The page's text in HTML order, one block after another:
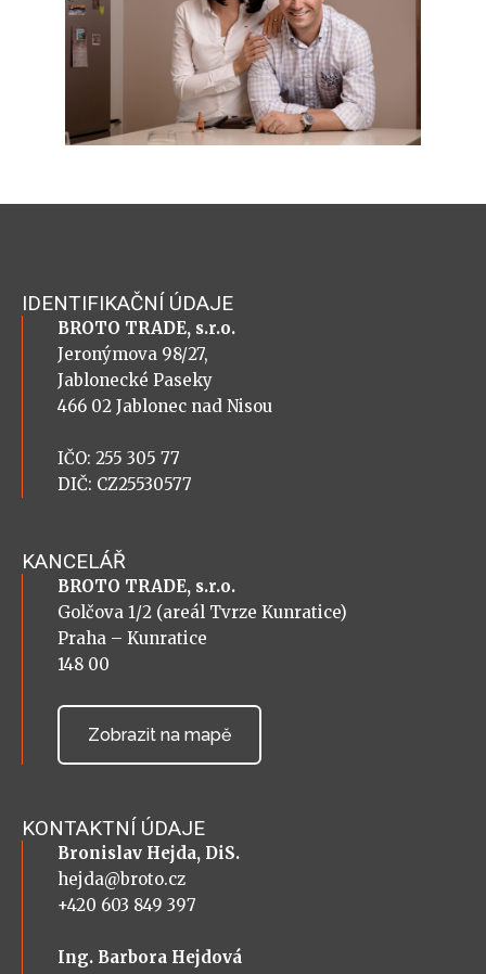
IDENTIFIKAČNÍ ÚDAJE
BROTO TRADE, s.r.o.
Jeronýmova 98/27,
Jablonecké Paseky
466 02 Jablonec nad Nisou
IČO: 255 305 77
DIČ: CZ25530577
KANCELÁŘ
BROTO TRADE, s.r.o.
Golčova 1/2 (areál Tvrze Kunratice)
Praha – Kunratice
148 00
Zobrazit na mapě
KONTAKTNÍ ÚDAJE
Bronislav Hejda, DiS.
hejda@broto.cz
+420 603 849 397
Ing. Barbora Hejdová